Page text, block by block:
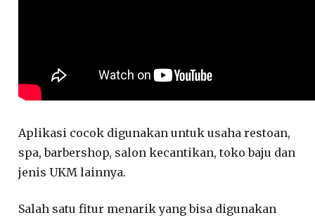
Aplikasi cocok digunakan untuk usaha restoan,
spa, barbershop, salon kecantikan, toko baju dan
jenis UKM lainnya.
Salah satu fitur menarik yang bisa digunakan